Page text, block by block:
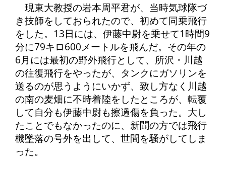
現東大教授の岩本周平君が、当時気球隊づ
き技師をしておられたので、初めて同乗飛行
をした。13日には、伊藤中尉を乗せて1時間9
分に79キロ600メートルを飛んだ。その年の
6月には最初の野外飛行として、所沢・川越
の往復飛行をやったが、タンクにガソリンを
送るのが思うようにいかず、致し方なく川越
の南の麦畑に不時着陸をしたところが、転覆
して自分も伊藤中尉も擦過傷を負った。大し
たことでもなかったのに、新聞の方では飛行
機墜落の号外を出して、世間を騒がしてしま
った。